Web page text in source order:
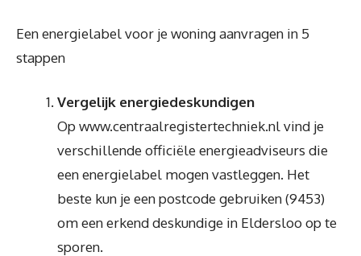
Een energielabel voor je woning aanvragen in 5
stappen
Vergelijk energiedeskundigen
Op www.centraalregistertechniek.nl vind je
verschillende officiële energieadviseurs die
een energielabel mogen vastleggen. Het
beste kun je een postcode gebruiken (9453)
om een erkend deskundige in Eldersloo op te
sporen.